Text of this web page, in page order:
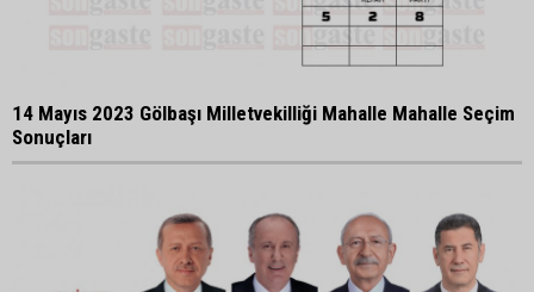
14 Mayıs 2023 Gölbaşı Milletvekilliği Mahalle Mahalle Seçim
Sonuçları